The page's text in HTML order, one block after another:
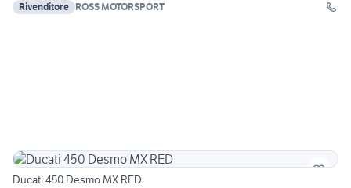
Rivenditore ROSS MOTORSPORT
Ducati 450 Desmo MX RED